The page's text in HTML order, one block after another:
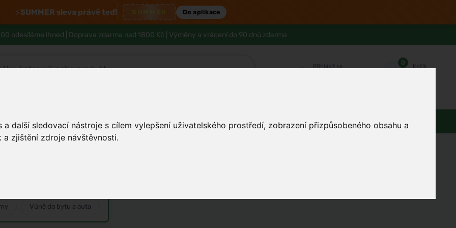
další sledovací nástroje s cílem vylepšení uživatelského prostředí, zobrazení přizpůsobeného obsahu a
zjištění zdroje návštěvnosti.
⚡SUMMER sleva právě teď! Do aplikace
odesíláme ihned | Doprava zdarma nad 1800 Kč | Výměny a vrácení do 90 dnů zdarma
Přihlásit se
0
Košík
Tělo a hygiena Zdraví Domácnost
Vůně do bytu a auta